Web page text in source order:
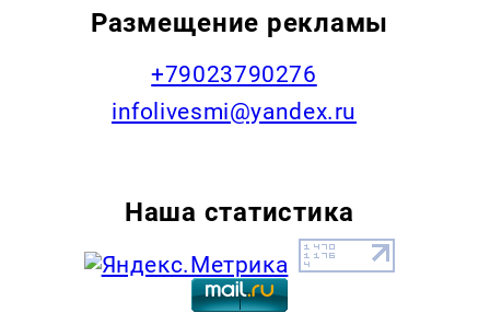
Размещение рекламы
+79023790276
infolivesmi@yandex.ru
Наша статистика